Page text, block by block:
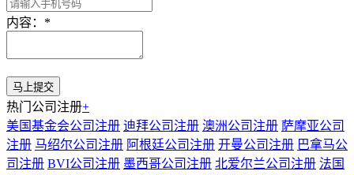
内容： *
热门公司注册+
美国基金会公司注册 迪拜公司注册 澳洲公司注册 萨摩亚公司
注册 马绍尔公司注册 阿根廷公司注册 开曼公司注册 巴拿马公
司注册 BVI公司注册 墨西哥公司注册 北爱尔兰公司注册 法国